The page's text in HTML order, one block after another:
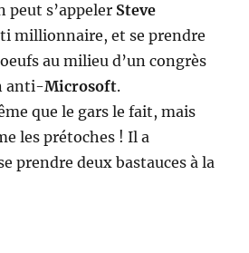
peut s’appeler Steve
millionnaire, et se prendre
au milieu d’un congrès
anti-Microsoft.
que le gars le fait, mais
les prétoches ! Il a
prendre deux bastauces à la